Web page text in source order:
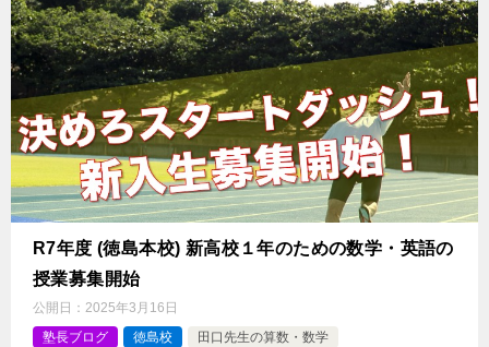
R7年度 (徳島本校) 新高校１年のための数学・英語の
授業募集開始
公開日： 2025年3月16日
塾長ブログ
徳島校 田口先生の算数・数学